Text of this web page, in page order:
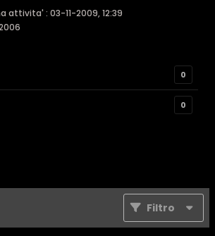
attivita' : 03-11-2009, 12:39
0
0
Filtro